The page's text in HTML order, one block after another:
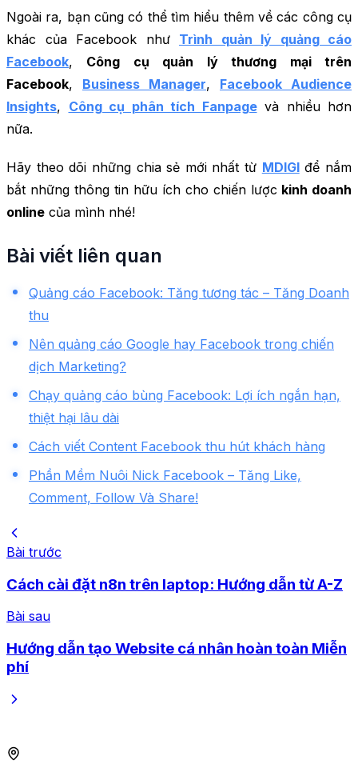
Ngoài ra, bạn cũng có thể tìm hiểu thêm về các công cụ
khác của Facebook như Trình quản lý quảng cáo
Facebook, Công cụ quản lý thương mại trên
Facebook, Business Manager, Facebook Audience
Insights, Công cụ phân tích Fanpagevà nhiều hơn
nữa.
Hãy theo dõi những chia sẻ mới nhất từ MDIGIđể nắm
bắt những thông tin hữu ích cho chiến lược kinh doanh
online của mình nhé!
Bài viết liên quan
Quảng cáo Facebook: Tăng tương tác – Tăng Doanh
thu
Nên quảng cáo Google hay Facebook trong chiến
dịch Marketing?
Chạy quảng cáo bùng Facebook: Lợi ích ngắn hạn,
thiệt hại lâu dài
Cách viết Content Facebook thu hút khách hàng
Phần Mềm Nuôi Nick Facebook – Tăng Like,
Comment, Follow Và Share!
Bài trước
Cách cài đặt n8n trên laptop: Hướng dẫn từ A-Z
Bài sau
Hướng dẫn tạo Website cá nhân hoàn toàn Miễn
phí